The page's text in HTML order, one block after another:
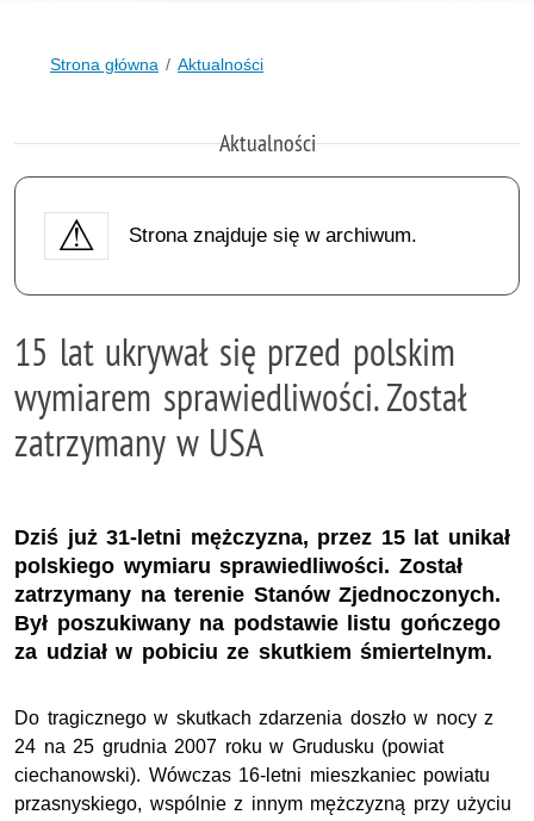
Strona główna Aktualności
Aktualności
Strona znajduje się w archiwum.
15 lat ukrywał się przed polskim
wymiarem sprawiedliwości. Został
zatrzymany w USA
Dziś już 31-letni mężczyzna, przez 15 lat unikał
polskiego wymiaru sprawiedliwości. Został
zatrzymany na terenie Stanów Zjednoczonych.
Był poszukiwany na podstawie listu gończego
za udział w pobiciu ze skutkiem śmiertelnym.
Do tragicznego w skutkach zdarzenia doszło w nocy z
24 na 25 grudnia 2007 roku w Grudusku (powiat
ciechanowski). Wówczas 16-letni mieszkaniec powiatu
przasnyskiego, wspólnie z innym mężczyzną przy użyciu